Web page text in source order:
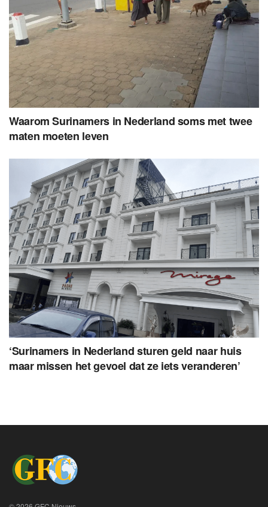
Waarom Surinamers in Nederland soms met twee
maten moeten leven
‘Surinamers in Nederland sturen geld naar huis
maar missen het gevoel dat ze iets veranderen’